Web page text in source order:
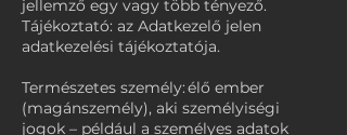
jellemző egy vagy több tényező.
Tájékoztató: az Adatkezelő jelen
adatkezelési tájékoztatója.
Természetes személy: élő ember
(magánszemély), aki személyiségi
jogok – például a személyes adatok